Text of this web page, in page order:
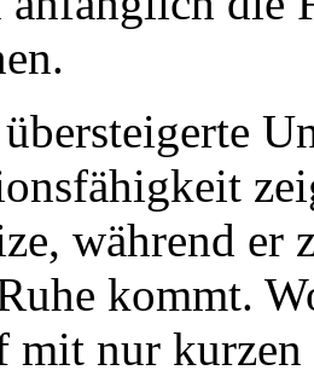
während er
kommt.
mit nur